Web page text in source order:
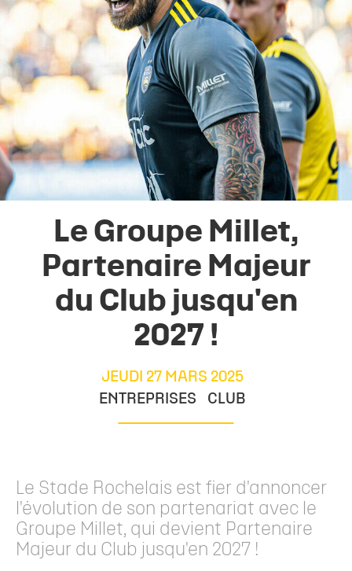
Le Groupe Millet,
Partenaire Majeur
du Club jusqu'en
2027 !
JEUDI 27 MARS 2025
ENTREPRISES
CLUB
Le Stade Rochelais est fier d'annoncer
l'évolution de son partenariat avec le
Groupe Millet, qui devient Partenaire
Majeur du Club jusqu'en 2027 !